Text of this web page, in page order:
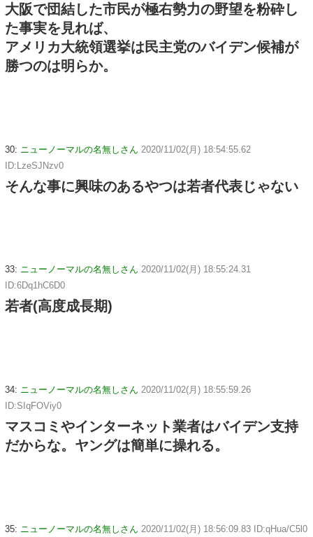
大阪で団結した市民が極右勢力の野望を粉砕し
た事実を見れば、
アメリカ大統領選挙は民主党のバイデン候補が
勝つのは明らか。
30: ニューノーマルの名無しさん 2020/11/02(月) 18:54:55.62
ID:LzeSJNzv0
そんな事に興味のあるやつは若者代表じゃない
33: ニューノーマルの名無しさん 2020/11/02(月) 18:55:24.31
ID:6Dq1hC6D0
若者(高度成長期)
34: ニューノーマルの名無しさん 2020/11/02(月) 18:55:59.26
ID:SIqFOViy0
マスコミやインターネット業者はバイデン支持
だからな。ヤングは簡単に操れる。
35: ニューノーマルの名無しさん 2020/11/02(月) 18:56:09.83 ID:qHua/C5l0